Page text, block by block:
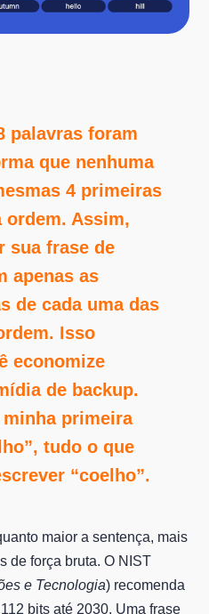
palavras foram
que nenhuma
4 primeiras
ordem. Assim,
sua frase de
apenas as
de cada uma das
Isso
economize
de backup.
primeira
tudo o que
“coelho”.
maior a sentença, mais
de força bruta. O NIST
e Tecnologia) recomenda
bits até 2030. Uma frase